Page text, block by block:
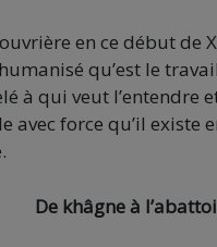
en ce début de
qu’est le
à qui veut l’entendre
avec force qu’il existe
De khâgne à